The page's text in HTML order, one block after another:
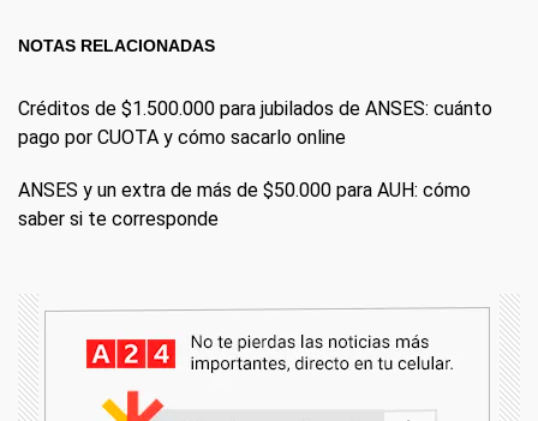
NOTAS RELACIONADAS
Créditos de $1.500.000 para jubilados de ANSES: cuánto
pago por CUOTA y cómo sacarlo online
ANSES y un extra de más de $50.000 para AUH: cómo
saber si te corresponde